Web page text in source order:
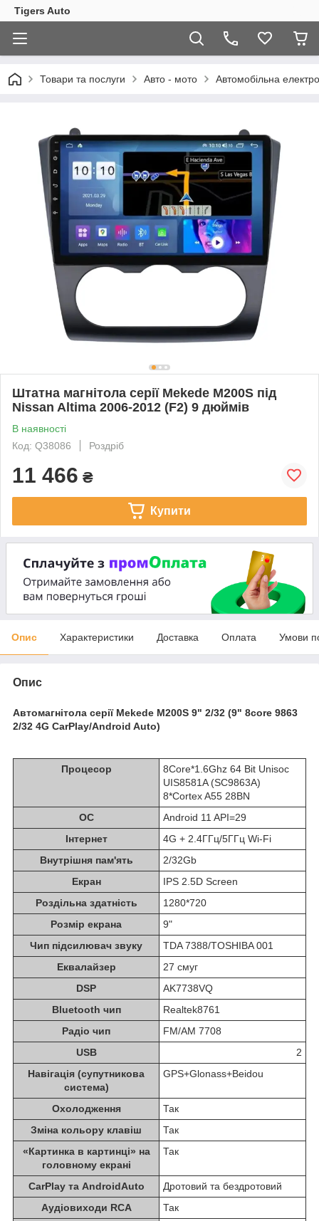
Tigers Auto
Товари та послуги Авто - мото Автомобільна
Штатна магнітола серії Mekede M200S під
Nissan Altima 2006-2012 (F2) 9 дюймів
В наявності
Код: Q38086
Роздріб
11 466 ₴
Купити
Опис Характеристики Доставка Оплата Умови
Опис
Автомагнітола серії Mekede M200S 9" 2/32 (9" 8core 9863
2/32 4G CarPlay/Android Auto)
Процесор
8Core*1.6Ghz 64 Bit Unisoc
UIS8581A (SC9863A)
8*Cortex A55 28BN
ОС
Android 11 API=29
Інтернет
4G + 2.4ГГц/5ГГц Wi-Fi
Внутрішня пам'ять
2/32Gb
Екран
IPS 2.5D Screen
Роздільна здатність
1280*720
Розмір екрана
9"
Чип підсилювач звуку
TDA 7388/TOSHIBA 001
Еквалайзер
27 смуг
DSP
AK7738VQ
Bluetooth чип
Realtek8761
Радіо чип
FM/AM 7708
USB
2
Навігація (супутникова
система)
GPS+Glonass+Beidou
Охолодження
Так
Зміна кольору клавіш
Так
«Картинка в картинці» на
головному екрані
Так
CarPlay та AndroidAuto
Дротовий та бездротовий
Аудіовиходи RCA
Так